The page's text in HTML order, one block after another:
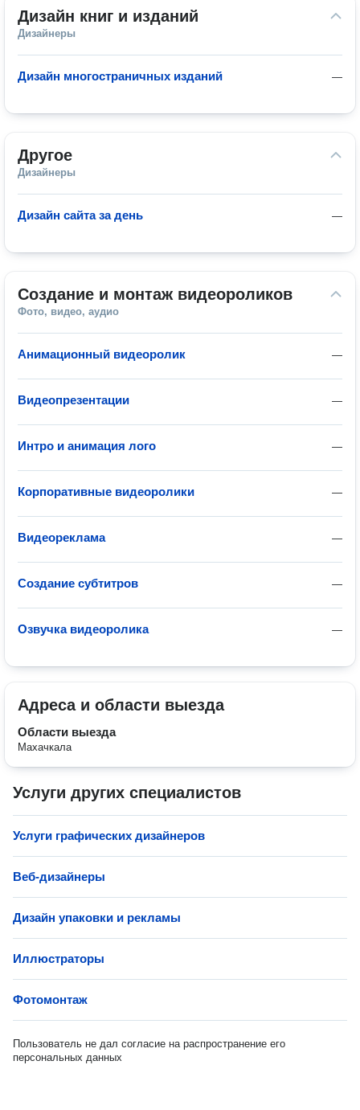
Дизайн книг и изданий
Дизайнеры
—
Дизайн многостраничных изданий
Другое
Дизайнеры
—
Дизайн сайта за день
Создание и монтаж видеороликов
Фото, видео, аудио
—
Анимационный видеоролик
—
Видеопрезентации
—
Интро и анимация лого
—
Корпоративные видеоролики
—
Видеореклама
—
Создание субтитров
—
Озвучка видеоролика
Адреса и области выезда
Области выезда
Махачкала
Услуги других специалистов
Услуги графических дизайнеров
Веб-дизайнеры
Дизайн упаковки и рекламы
Иллюстраторы
Фотомонтаж
Пользователь не дал согласие на распространение его
персональных данных